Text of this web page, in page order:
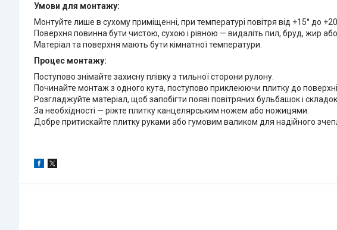
Умови для монтажу:
Монтуйте лише в сухому приміщенні, при температурі повітря від +15° до
Поверхня повинна бути чистою, сухою і рівною — видаліть пил, бруд, жир
Матеріал та поверхня мають бути кімнатної температури.
Процес монтажу:
Поступово знімайте захисну плівку з тильної сторони рулону.
Починайте монтаж з одного кута, поступово приклеюючи плитку до поверхні.
Розгладжуйте матеріал, щоб запобігти появі повітряних бульбашок і складок.
За необхідності — ріжте плитку канцелярським ножем або ножицями.
Добре притискайте плитку руками або гумовим валиком для надійного